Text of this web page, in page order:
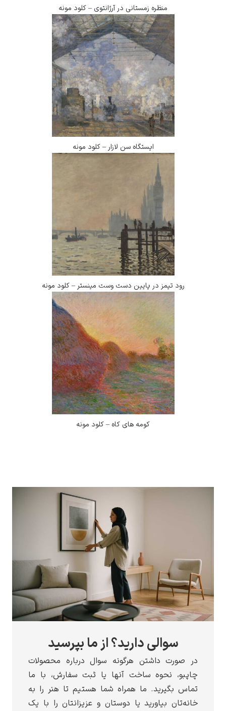
منظره زمستانی در آرژانتوی – کلود مونه
ایستگاه سن لازار – کلود مونه
رود تیمز در پایین دست وست مینستر – کلود مونه
کومه های کاه – کلود مونه
سوالی دارید؟ از ما بپرسید
در صورت داشتن هرگونه سوال درباره محصولات
چاپبو، نحوه ساخت آنها یا ثبت سفارش، با ما
تماس بگیرید. ما همراه شما هستیم تا هنر را به
خانه‌تان بیاورید یا دوستان و عزیزانتان را با یک